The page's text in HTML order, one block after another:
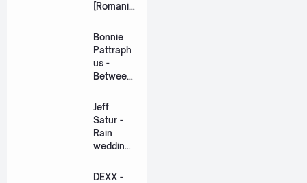
[Romaniz
Lyric +
Eng]
Bonnie
Pattraph
us -
Between
US The
Series
[Romaniz
ation
Jeff
Satur -
Rain
wedding
วิวาห์)
DEXX -